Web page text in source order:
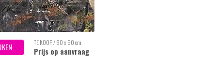
TE KOOP / 90 x 60 cm
Prijs op aanvraag